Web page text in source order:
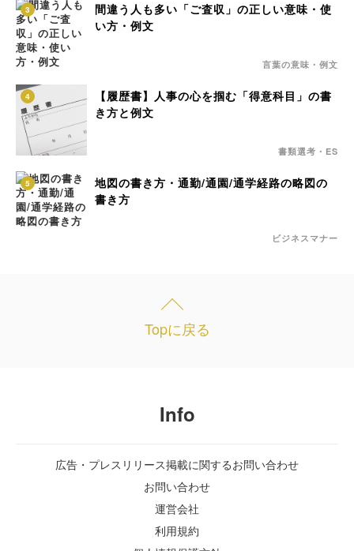
3
間違う人も多い「ご査収」の正しい意味・使
い方・例文
言葉の意味・例文
4
【履歴書】人事の心を掴む「得意科目」の書
き方と例文
書類選考・ES
5
地図の書き方・通勤/通園/通学経路の略図の
書き方
ビジネスマナー
Topに戻る
Info
広告・プレスリリース掲載に関するお問い合わせ
お問い合わせ
運営会社
利用規約